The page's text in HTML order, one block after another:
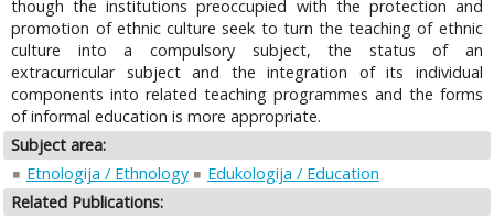
though the institutions preoccupied with the protection and
promotion of ethnic culture seek to turn the teaching of ethnic
culture into a compulsory subject, the status of an
extracurricular subject and the integration of its individual
components into related teaching programmes and the forms
of informal education is more appropriate.
Subject area:
Etnologija / Ethnology
Edukologija / Education
Related Publications: